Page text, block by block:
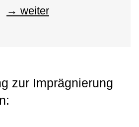
weiter
zur Imprägnierung